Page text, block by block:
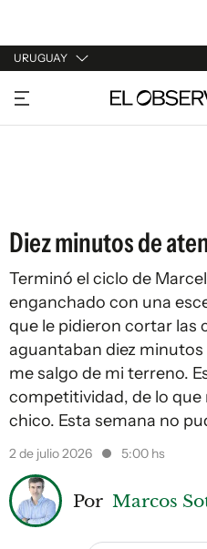
URUGUAY
URUGUAY
ARGENTINA
Diez minutos de
Terminó el ciclo de
enganchado con una
que le pidieron cortar las
aguantaban diez
me salgo de mi terreno.
competitividad, de lo que
chico. Esta semana no
2 de julio 2026 5:00 hs
Por Marcos